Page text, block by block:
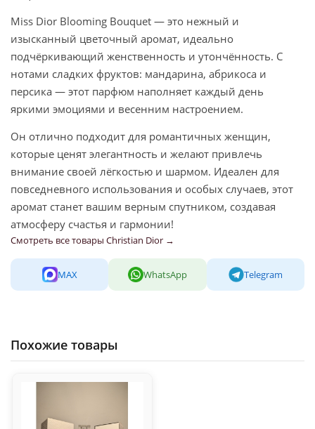
Miss Dior Blooming Bouquet — это нежный и
изысканный цветочный аромат, идеально
подчёркивающий женственность и утончённость. С
нотами сладких фруктов: мандарина, абрикоса и
персика — этот парфюм наполняет каждый день
яркими эмоциями и весенним настроением.
Он отлично подходит для романтичных женщин,
которые ценят элегантность и желают привлечь
внимание своей лёгкостью и шармом. Идеален для
повседневного использования и особых случаев, этот
аромат станет вашим верным спутником, создавая
атмосферу счастья и гармонии!
Смотреть все товары Christian Dior →
MAX WhatsApp Telegram
Похожие товары